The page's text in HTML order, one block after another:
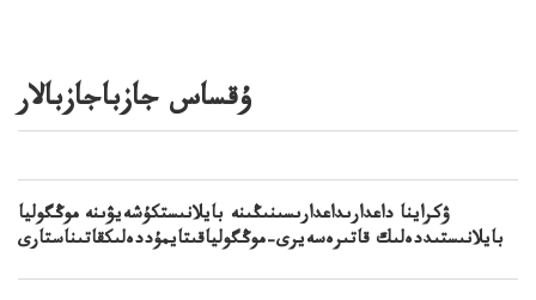
ۇقساس جازباجازبالار
ۋكراينا داعدارىداعدارىسىنىڭىنە بايلانىستكۇشەيۋىنە موڭگوليا
بايلانىستىددەلىك قاتىرەسەيرى–موڭگولياقىتايمۇددەلىكقاتىناستارى